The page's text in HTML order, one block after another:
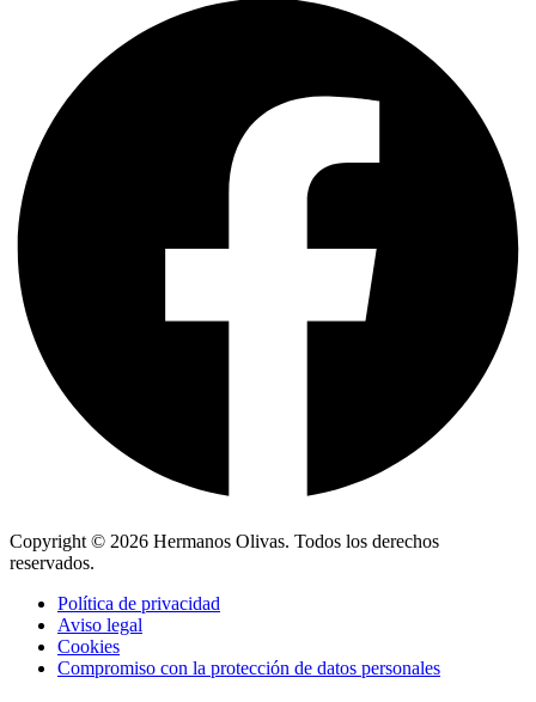
Copyright © 2026 Hermanos Olivas. Todos los derechos
reservados.
Política de privacidad
Aviso legal
Cookies
Compromiso con la protección de datos personales